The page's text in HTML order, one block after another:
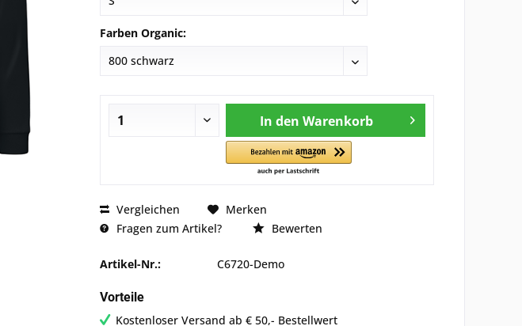
Farben Organic:
In den Warenkorb
Vergleichen
Merken
Fragen zum Artikel?
Bewerten
Artikel-Nr.: C6720-Demo
Vorteile
Kostenloser Versand ab € 50,- Bestellwert